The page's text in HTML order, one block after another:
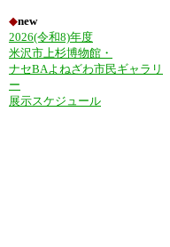
◆new
2026(令和8)年度
米沢市上杉博物館・
ナセBAよねざわ市民ギャラリ
ー
展示スケジュール